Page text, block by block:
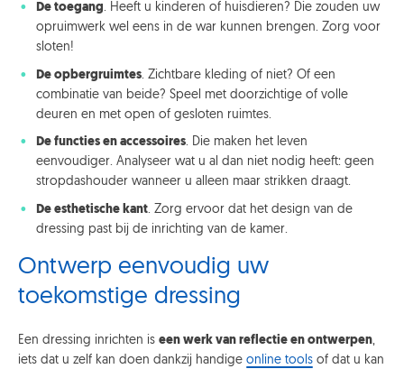
De toegang. Heeft u kinderen of huisdieren? Die zouden uw
opruimwerk wel eens in de war kunnen brengen. Zorg voor
sloten!
De opbergruimtes. Zichtbare kleding of niet? Of een
combinatie van beide? Speel met doorzichtige of volle
deuren en met open of gesloten ruimtes.
De functies en accessoires. Die maken het leven
eenvoudiger. Analyseer wat u al dan niet nodig heeft: geen
stropdashouder wanneer u alleen maar strikken draagt.
De esthetische kant. Zorg ervoor dat het design van de
dressing past bij de inrichting van de kamer.
Ontwerp eenvoudig uw
toekomstige dressing
Een dressing inrichten is een werk van reflectie en ontwerpen,
iets dat u zelf kan doen dankzij handige online tools of dat u kan